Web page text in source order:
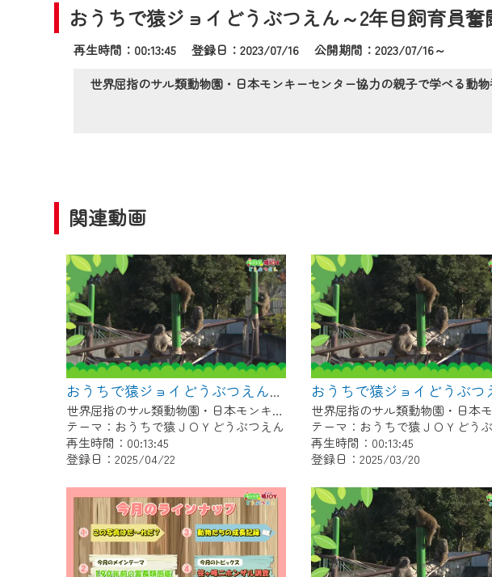
おうちで猿ジョイどうぶつえん～2年目飼育員
再生時間：00:13:45 登録日：2023/07/16公開期間：2023/07/16～
世界屈指のサル類動物園・日本モンキーセンター協力の親子で学べる動物
関連動画
おうちで猿ジョイどうぶつえん～進化ってどういうこと？～（2025年3月16日初回放送）
世界屈指のサル類動物園・日本モンキーセンター協力の親子で学べる動物番組。
テーマ：おうちで猿ＪＯＹどうぶつえん
再生時間：00:13:45
登録日：2025/04/22
テーマ：おうちで猿ＪＯＹどう
再生時間：00:13:45
登録日：2025/03/20
日時 9/24 9:30～16:30
作業の間は、CCNetWebTVの画面が「メンテナンス
ご不便をおかけいたしますが、ご了承の程よろしくお